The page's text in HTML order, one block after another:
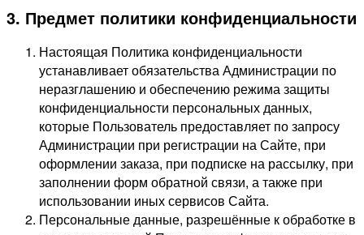
3. Предмет политики конфиденциальности
Настоящая Политика конфиденциальности
устанавливает обязательства Администрации по
неразглашению и обеспечению режима защиты
конфиденциальности персональных данных,
которые Пользователь предоставляет по запросу
Администрации при регистрации на Сайте, при
оформлении заказа, при подписке на рассылку, при
заполнении форм обратной связи, а также при
использовании иных сервисов Сайта.
Персональные данные, разрешённые к обработке в